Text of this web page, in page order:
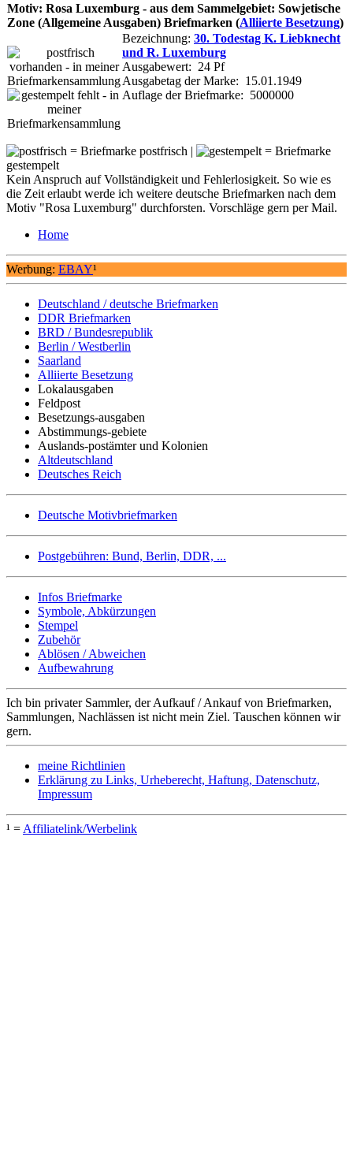
Motiv: Rosa Luxemburg - aus dem Sammelgebiet: Sowjetische
Zone (Allgemeine Ausgaben) Briefmarken (Alliierte Besetzung)
Bezeichnung: 30. Todestag K. Liebknecht
und R. Luxemburg
Ausgabewert: 24 Pf
Ausgabetag der Marke: 15.01.1949
Auflage der Briefmarke: 5000000
= Briefmarke postfrisch |
= Briefmarke
gestempelt
Kein Anspruch auf Vollständigkeit und Fehlerlosigkeit. So wie es
die Zeit erlaubt werde ich weitere deutsche Briefmarken nach dem
Motiv "Rosa Luxemburg" durchforsten. Vorschläge gern per Mail.
Home
Werbung: EBAY¹
Deutschland / deutsche Briefmarken
DDR Briefmarken
BRD / Bundesrepublik
Berlin / Westberlin
Saarland
Alliierte Besetzung
Lokalausgaben
Feldpost
Besetzungs-ausgaben
Abstimmungs-gebiete
Auslands-postämter und Kolonien
Altdeutschland
Deutsches Reich
Deutsche Motivbriefmarken
Postgebühren: Bund, Berlin, DDR, ...
Infos Briefmarke
Symbole, Abkürzungen
Stempel
Zubehör
Ablösen / Abweichen
Aufbewahrung
Ich bin privater Sammler, der Aufkauf / Ankauf von Briefmarken,
Sammlungen, Nachlässen ist nicht mein Ziel. Tauschen können wir
gern.
meine Richtlinien
Erklärung zu Links, Urheberecht, Haftung, Datenschutz,
Impressum
¹ = Affiliatelink/Werbelink